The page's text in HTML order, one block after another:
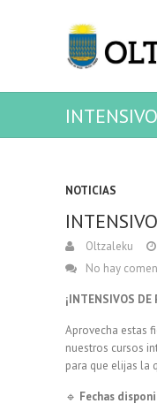
NOTICIAS
Oltzaleku
No hay
¡INTENSIVOS DE
Aprovecha estas
nuestros cursos
para que elijas la
🔹 Fechas